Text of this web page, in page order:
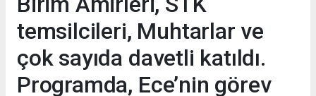
temsilcileri, Muhtarlar ve
çok sayıda davetli katıldı.
Programda, Ece’nin görev